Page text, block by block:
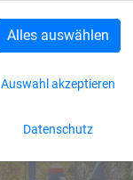
Datenschutz
Auswahl akzeptieren
Alles auswählen